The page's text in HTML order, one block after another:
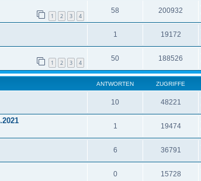
1 2 3 4
58 200932
1 19172
1 2 3 4
50 188526
ANTWORTEN ZUGRIFFE
10 48221
1 19474
6 36791
0 15728